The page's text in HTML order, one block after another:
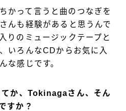
かって言うと曲のつなぎを
んも経験があると思うんで
りのミュージックテープと
いろんなCDからお気に入
な感じです。
か、Tokinagaさん、そん
すか？